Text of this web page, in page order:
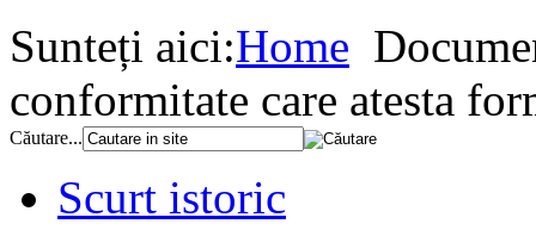
Sunteți aici:Home
conformitate care atesta
Căutare...
Scurt istoric